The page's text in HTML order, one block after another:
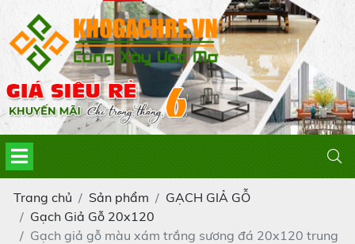
Trang chủ Sản phẩm
GẠCH GIẢ GỖ
Gạch Giả Gỗ 20x120
Gạch giả gỗ màu xám trắng sương đá 20x120 trung